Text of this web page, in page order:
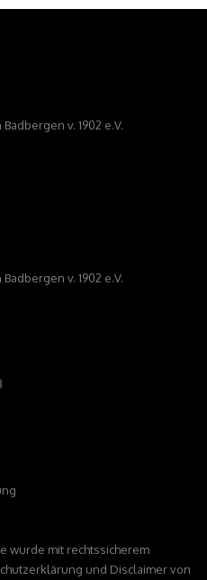
v. 1902 e.V.
v. 1902 e.V.
wurde mit rechtssicherem
und Disclaimer von